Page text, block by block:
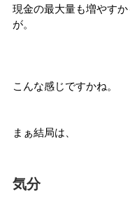
現金の最大量も増やす
が。
こんな感じですかね。
まぁ結局は、
気分